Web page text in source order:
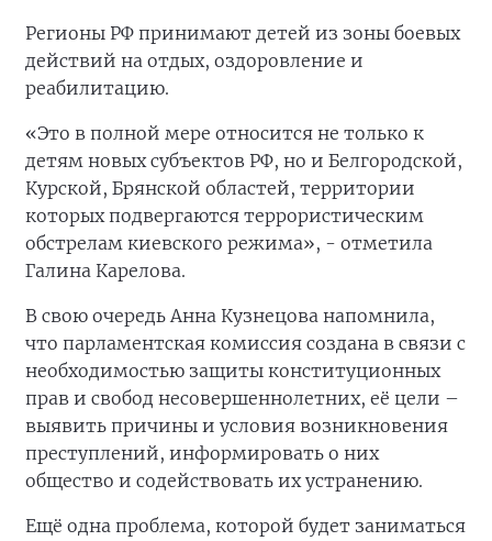
Регионы РФ принимают детей из зоны боевых
действий на отдых, оздоровление и
реабилитацию.
«Это в полной мере относится не только к
детям новых субъектов РФ, но и Белгородской,
Курской, Брянской областей, территории
которых подвергаются террористическим
обстрелам киевского режима», - отметила
Галина Карелова.
В свою очередь Анна Кузнецова напомнила,
что парламентская комиссия создана в связи с
необходимостью защиты конституционных
прав и свобод несовершеннолетних, её цели –
выявить причины и условия возникновения
преступлений, информировать о них
общество и содействовать их устранению.
Ещё одна проблема, которой будет заниматься